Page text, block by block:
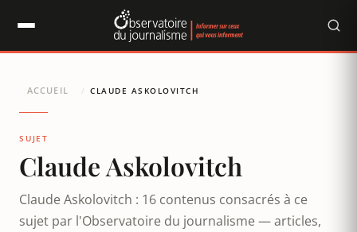
ACCUEIL / CLAUDE ASKOLOVITCH
SUJET
Claude Askolovitch
Claude Askolovitch : 16 contenus consacrés à ce
sujet par l'Observatoire du journalisme — articles,
Panneau de gestion des cookies